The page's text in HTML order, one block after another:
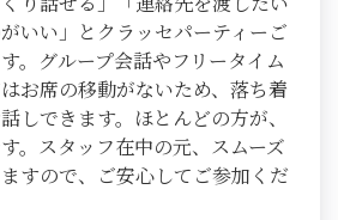
いい」とクラッセパーティーご
。グループ会話やフリータイム
お席の移動がないため、落ち着
しできます。ほとんどの方が、
。スタッフ在中の元、スムーズ
すので、ご安心してご参加くだ